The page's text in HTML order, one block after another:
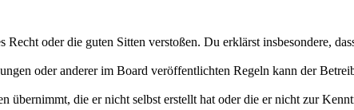
oder die guten Sitten verstoßen. Du erklärst insbesondere,
oder anderer im Board veröffentlichten Regeln kann der
die er nicht selbst erstellt hat oder die er nicht zur